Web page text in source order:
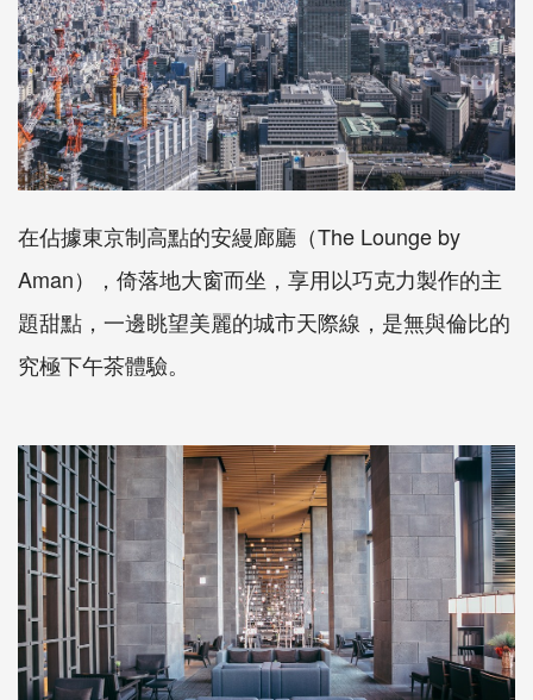
在佔據東京制高點的安縵廊廳（The Lounge by
Aman），倚落地大窗而坐，享用以巧克力製作的主
題甜點，一邊眺望美麗的城市天際線，是無與倫比的
究極下午茶體驗。